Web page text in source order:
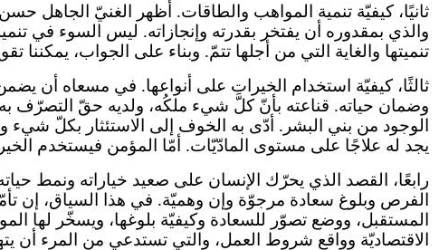
ثانيًا، كيفيّة تنمية المواهب والطاقات. أظهر الغنيّ الجاهل
والذي بمقدوره أن يفتخر بقدرته وإنجازاته. ليس السوء في
تنميتها والغاية التي من أجلها تتمّ. وبناء على الجواب،
ثالثًا، كيفيّة استخدام الخيرات على أنواعها. في مسعاه أن
وضمان حياته. قناعته بأنّ كلَّ شيء ملكُه، ولديه حقّ التصرّف به
الوجود من بني البشر. أدّى به الخوف إلى الاستئثار بكلّ
يجد له علاجًا على مستوى المادّيّات. أمّا المؤمن فيستخدم
رابعًا، القصد الذي يحرّك الإنسان على صعيد خياراته ونمط
الفرص وبلوغ سعادة مرجوّة وإن وهميّة. في هذا السياق، إن
المستقبل، ووضع تصوّر للسعادة وكيفيّة بلوغها، ويسخّر لها
الاقتصاديّة وواقع شروط العمل، والتي تستدعي من المرء